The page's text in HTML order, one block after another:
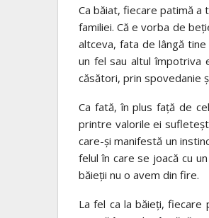
Ca băiat, fiecare patimă a
familiei. Că e vorba de
altceva, fata de lângă
un fel sau altul împotriva
căsători, prin spovedanie
Ca fată, în plus față de
printre valorile ei
care-și manifestă un
felul în care se joacă cu
băieții nu o avem din fire.
La fel ca la băieți,